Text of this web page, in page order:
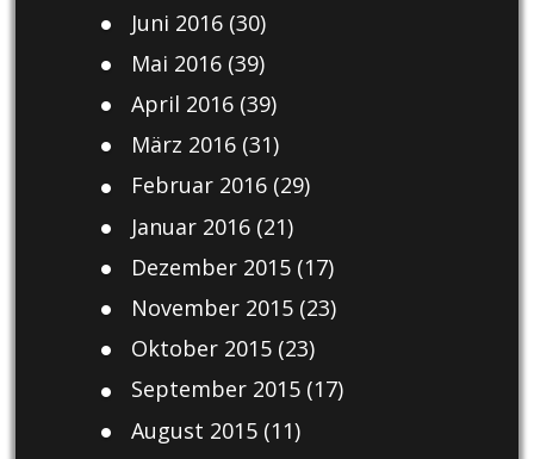
Juni 2016(30)
Mai 2016(39)
April 2016(39)
März 2016(31)
Februar 2016(29)
Januar 2016(21)
Dezember 2015(17)
November 2015(23)
Oktober 2015(23)
September 2015(17)
August 2015(11)